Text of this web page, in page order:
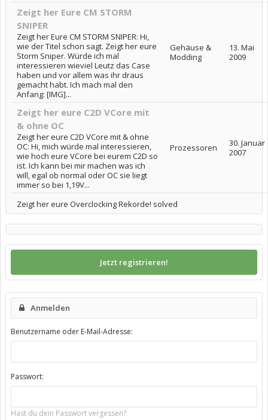
Zeigt her Eure CM STORM
SNIPER
Zeigt her Eure CM STORM SNIPER: Hi,
wie der Titel schon sagt. Zeigt her eure
Storm Sniper. Würde ich mal
interessieren wieviel Leutz das Case
haben und vor allem was ihr draus
gemacht habt. Ich mach mal den
Anfang: [IMG]...
Gehäuse &
Modding
13. Mai
2009
Zeigt her eure C2D VCore mit
& ohne OC
Zeigt her eure C2D VCore mit & ohne
OC: Hi, mich würde mal interessieren,
wie hoch eure VCore bei eurem C2D so
ist. Ich kann bei mir machen was ich
will, egal ob normal oder OC sie liegt
immer so bei 1,19V...
Prozessoren
30. Januar
2007
Zeigt her eure Overclocking Rekorde! solved
Jetzt registrieren!
Anmelden
Benutzername oder E-Mail-Adresse:
Passwort:
Hast du dein Passwort vergessen?